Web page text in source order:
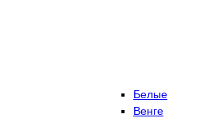
Белые
Венге